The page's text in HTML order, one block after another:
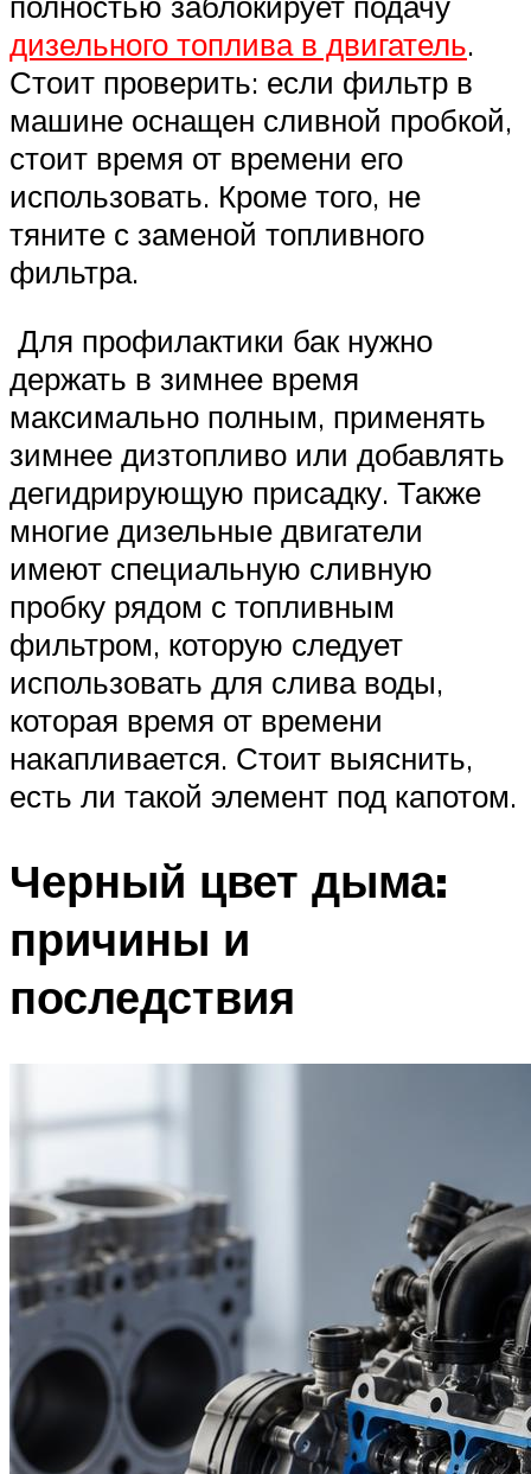
дизельного топлива в двигатель.
Стоит проверить: если фильтр в
машине оснащен сливной пробкой,
стоит время от времени его
использовать. Кроме того, не
тяните с заменой топливного
фильтра.
Для профилактики бак нужно
держать в зимнее время
максимально полным, применять
зимнее дизтопливо или добавлять
дегидрирующую присадку. Также
многие дизельные двигатели
имеют специальную сливную
пробку рядом с топливным
фильтром, которую следует
использовать для слива воды,
которая время от времени
накапливается. Стоит выяснить,
есть ли такой элемент под капотом.
Черный цвет дыма:
причины и
последствия